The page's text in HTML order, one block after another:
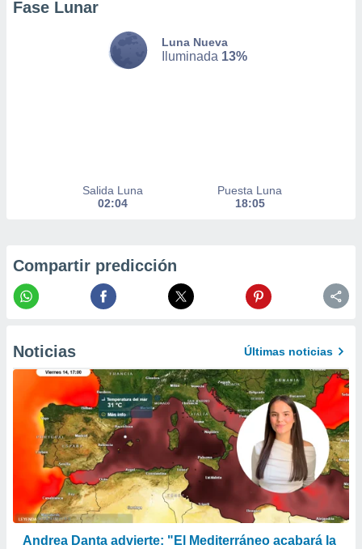
momento
datos
perfiles
utilizar
crear un
uso de
contenido
medir el
el
del
Fase Lunar
Luna Nueva
Iluminada 13%
Salida Luna
02:04
Puesta Luna
18:05
Compartir predicción
Noticias Últimas noticias
Andrea Danta advierte: "El Mediterráneo acabará la